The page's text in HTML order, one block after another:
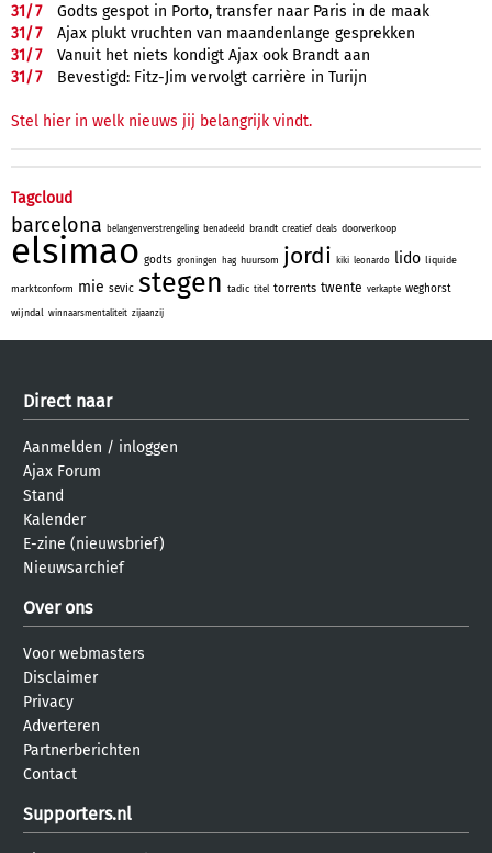
31/7
Godts gespot in Porto, transfer naar Paris in de maak
31/7
Ajax plukt vruchten van maandenlange gesprekken
31/7
Vanuit het niets kondigt Ajax ook Brandt aan
31/7 Bevestigd: Fitz-Jim vervolgt carrière in Turijn
Stel hier in welk nieuws jij belangrijk vindt.
Tagcloud
barcelona belangenverstrengeling benadeeld brandt creatief deals doorverkoop
elsimao godts groningen hag huursom jordi kiki leonardo lido liquide
marktconform mie sevic stegen tadic titel torrents twente verkapte weghorst
wijndal winnaarsmentaliteit zijaanzij
Direct naar
Aanmelden / inloggen
Ajax Forum
Stand
Kalender
E-zine (nieuwsbrief)
Nieuwsarchief
Over ons
Voor webmasters
Disclaimer
Privacy
Adverteren
Partnerberichten
Contact
Supporters.nl